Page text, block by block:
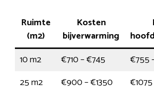
Ruimte
(m2)
Kosten
bijverwarming
10 m2
€710 – €745
€755
25 m2
€900 – €1350